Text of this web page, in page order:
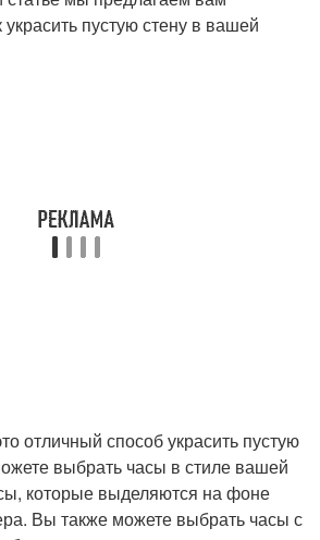
украсить пустую стену в вашей
отличный способ украсить пустую
выбрать часы в стиле вашей
которые выделяются на фоне
Вы также можете выбрать часы с